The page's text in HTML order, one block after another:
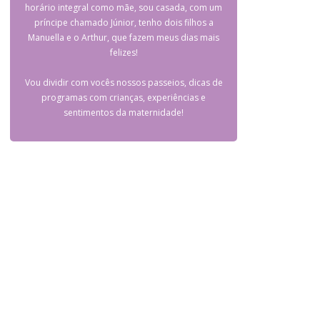
horário integral como mãe, sou casada, com um
príncipe chamado Júnior, tenho dois filhos a
Manuella e o Arthur, que fazem meus dias mais
felizes!
Vou dividir com vocês nossos passeios, dicas de
programas com crianças, experiências e
sentimentos da maternidade!